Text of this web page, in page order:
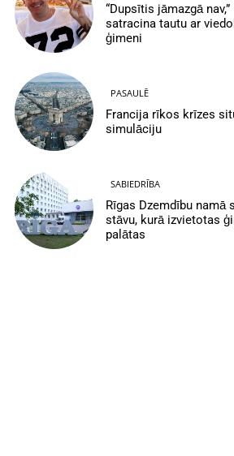
“Dupsītis jāmazgā
satracina tautu ar
ģimeni
PASAULĒ
Francija rīkos krīzes
simulāciju
SABIEDRĪBA
Rīgas Dzemdību namā
stāvu, kurā izvietotas
palātas